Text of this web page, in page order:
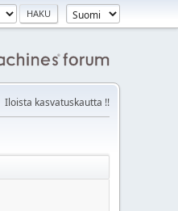
Iloista kasvatuskautta !!